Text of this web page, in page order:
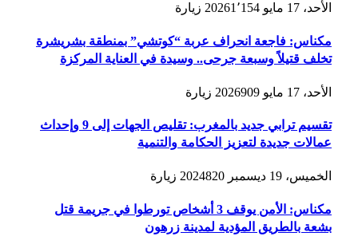
الأحد، 17 مايو 2026 1٬154 زيارة
مكناس: فاجعة انحراف عربة “كوتشي” بمنطقة بشريشرة
تخلف قتيلاً وسبعة جرحى.. وسيدة في العناية المركزة
الأحد، 17 مايو 2026 909 زيارة
تقسيم ترابي جديد بالمغرب: تقليص الجهات إلى 9 وإحداث
عمالات جديدة لتعزيز الحكامة والتنمية
الخميس، 19 ديسمبر 2024 820 زيارة
مكناس: الأمن يوقف 3 أشخاص تورطوا في جريمة قتل
بشعة بالطريق المؤدية لمدينة زرهون